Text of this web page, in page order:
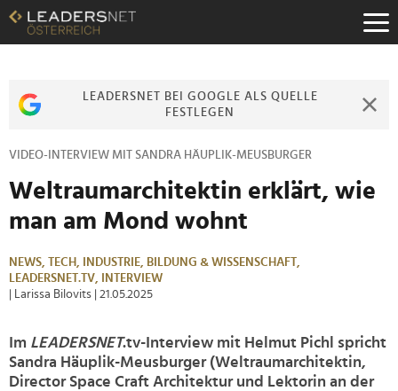
Zum
Inhalt
Zur
Zur
LEADERSNET BEI GOOGLE ALS QUELLE
FESTLEGEN
VIDEO-INTERVIEW MIT SANDRA HÄUPLIK-MEUSBURGER
Weltraumarchitektin erklärt, wie
man am Mond wohnt
NEWS, TECH, INDUSTRIE, BILDUNG & WISSENSCHAFT,
LEADERSNET.TV,
INTERVIEW
| Larissa Bilovits
| 21.05.2025
Im LEADERSNET.tv-Interview mit Helmut Pichl spricht
Sandra Häuplik-Meusburger (Weltraumarchitektin,
Director Space Craft Architektur und Lektorin an der